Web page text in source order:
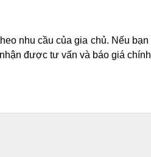
nhu cầu của gia chủ. Nếu
được tư vấn và báo giá